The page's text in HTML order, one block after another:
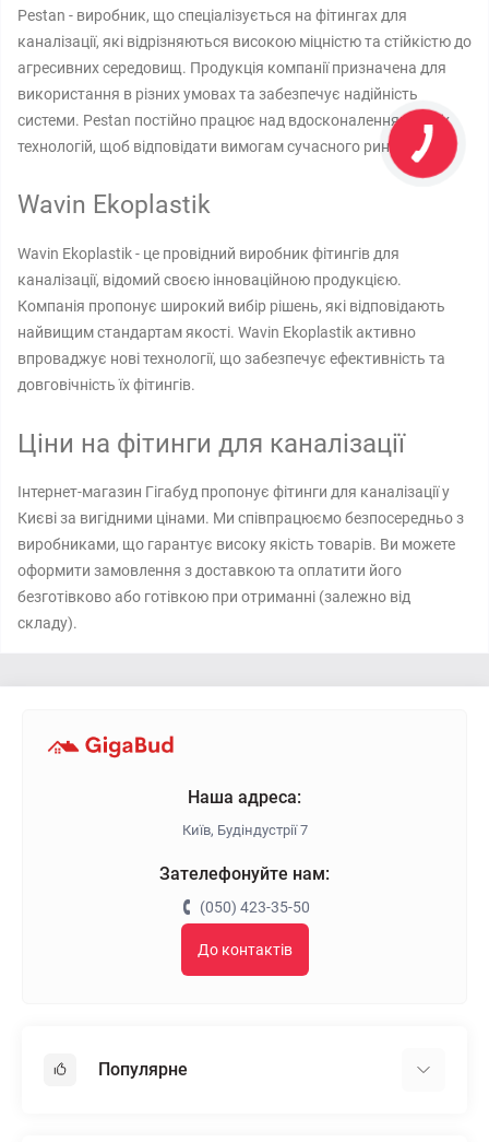
Pestan - виробник, що спеціалізується на фітингах для
каналізації, які відрізняються високою міцністю та стійкістю до
агресивних середовищ. Продукція компанії призначена для
використання в різних умовах та забезпечує надійність
системи. Pestan постійно працює над вдосконаленням своїх
технологій, щоб відповідати вимогам сучасного ринку.
Wavin Ekoplastik
Wavin Ekoplastik - це провідний виробник фітингів для
каналізації, відомий своєю інноваційною продукцією.
Компанія пропонує широкий вибір рішень, які відповідають
найвищим стандартам якості. Wavin Ekoplastik активно
впроваджує нові технології, що забезпечує ефективність та
довговічність їх фітингів.
Ціни на фітинги для каналізації
Інтернет-магазин Гігабуд пропонує фітинги для каналізації у
Києві за вигідними цінами. Ми співпрацюємо безпосередньо з
виробниками, що гарантує високу якість товарів. Ви можете
оформити замовлення з доставкою та оплатити його
безготівково або готівкою при отриманні (залежно від
складу).
Наша адреса:
Київ, Будіндустрії 7
Зателефонуйте нам:
(050) 423-35-50
До контактів
Популярне